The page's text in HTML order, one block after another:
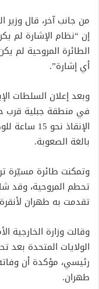
من جانب آخر، قال وزير
إن “نظام الإشارة لم
الطائرة المروحية لم
أي إشارة”.
وبعد إعلان السلطات
في منطقة جبلية قرب
الإنقاذ
بالغة الصعوبة.
وتمكنت طائرة مسيّرة
تحطم المروحية، وقد
تقدمت به طهران
وقالت وزارة الخارجية
الولايات المتحدة بعد
رئيسي، مؤكدة أن
طهران.